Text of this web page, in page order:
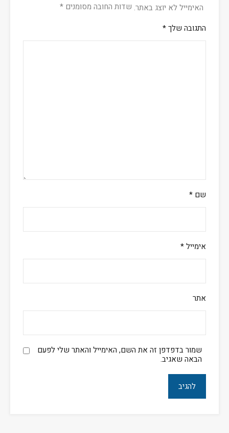
האימייל לא יוצג באתר. שדות החובה מסומנים *
התגובה שלך*
שם *
אימייל*
אתר
שמור בדפדפן זה את השם, האימייל והאתר שלי לפעם
הבאה שאגיב.